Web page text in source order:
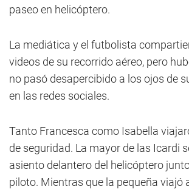
paseo en helicóptero.
La mediática y el futbolista
videos de su recorrido aéreo, pero
no pasó desapercibido a los ojos de
en las redes sociales.
Tanto Francesca como Isabella
de seguridad. La mayor de las Icardi
asiento delantero del helicóptero
piloto. Mientras que la pequeña viajó